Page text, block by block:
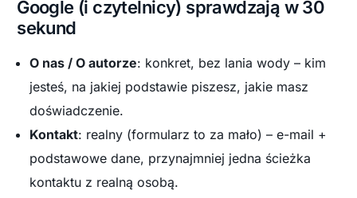
Google (i czytelnicy) sprawdzają w 30
sekund
O nas / O autorze: konkret, bez lania wody – kim
jesteś, na jakiej podstawie piszesz, jakie masz
doświadczenie.
Kontakt: realny (formularz to za mało) – e-mail +
podstawowe dane, przynajmniej jedna ścieżka
kontaktu z realną osobą.